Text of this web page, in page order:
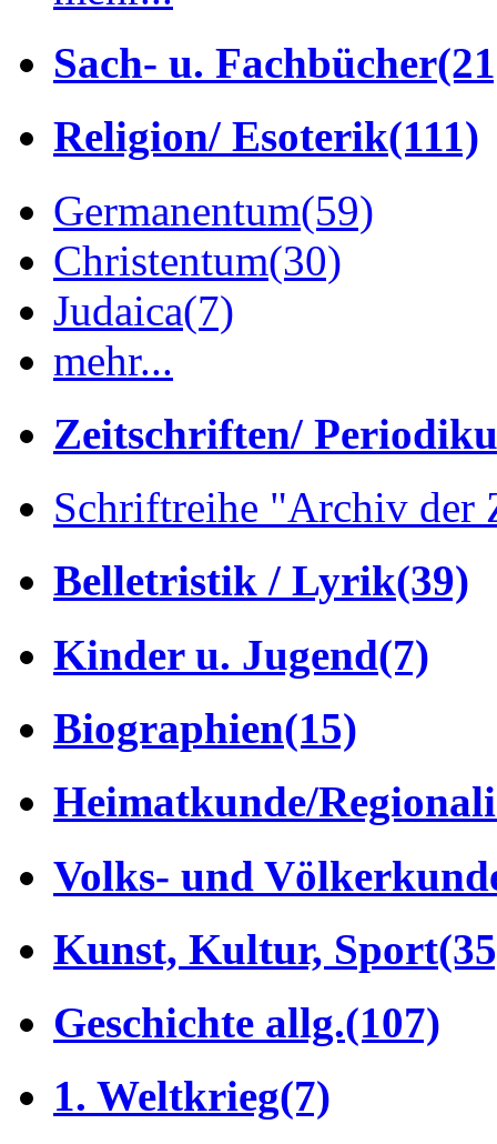
Sach- u. Fachbücher
Religion/ Esoterik(111)
Germanentum(59)
Christentum(30)
Judaica(7)
mehr...
Zeitschriften/
Schriftreihe "Archiv der
Belletristik / Lyrik(39)
Kinder u. Jugend(7)
Biographien(15)
Heimatkunde/
Volks- und
Kunst, Kultur, Sport
Geschichte allg.(107)
1. Weltkrieg(7)